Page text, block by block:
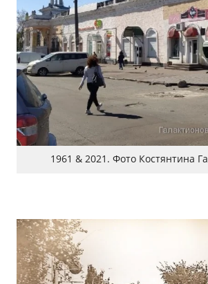
1961 & 2021. Фото Костянтина